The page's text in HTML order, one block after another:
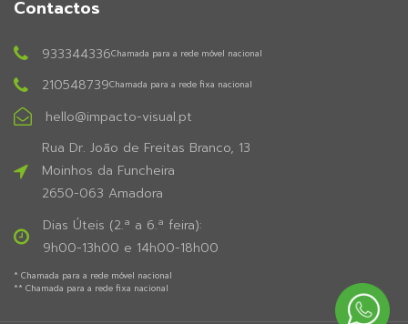
Contactos
933344336Chamada para a rede móvel nacional
210548739Chamada para a rede fixa nacional
hello@impacto-visual.pt
Rua Dr. João de Freitas Branco, 13
Moinhos da Funcheira
2650-063 Amadora
Dias Úteis (2.ª a 6.ª feira):
9h00-13h00 e 14h00-18h00
* Chamada para a rede móvel nacional
** Chamada para a rede fixa nacional